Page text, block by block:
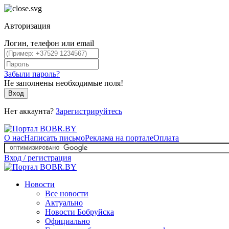
Авторизация
Логин, телефон или email
Забыли пароль?
Не заполнены необходимые поля!
Вход
Нет аккаунта? Зарегистрируйтесь
О насНаписать письмоРеклама на порталеОплата
Вход / регистрация
Новости
Все новости
Актуально
Новости Бобруйска
Официально